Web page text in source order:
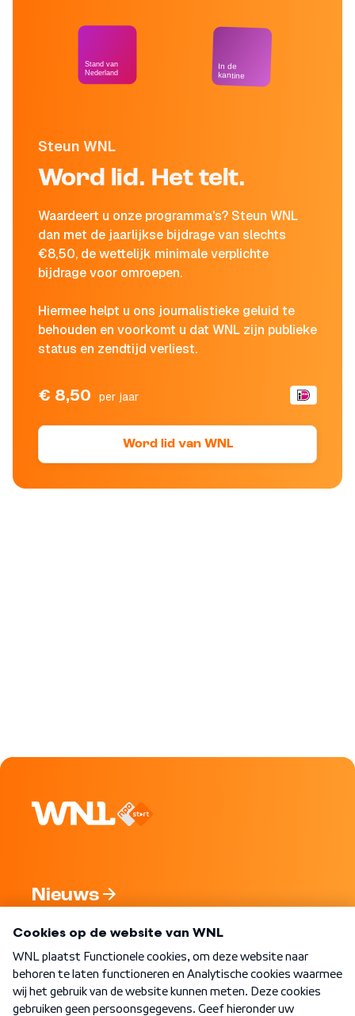
Steun WNL
Word lid. Het telt.
Waardeert u onze programma's? Steun WNL
dan met de jaarlijkse bijdrage van slechts
€8,50, de wettelijk minimale verplichte
bijdrage voor omroepen.
Hiermee helpt u ons journalistieke geluid te
behouden en voorkomt u dat WNL zijn publieke
status en zendtijd verliest.
€ 8,50 per jaar
Word lid van WNL
Stand van
Nederland
In de
kantine
Nieuws
Nieuwsbrief
Word Lid